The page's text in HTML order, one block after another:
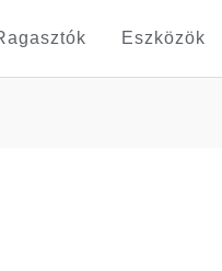
Eszközök